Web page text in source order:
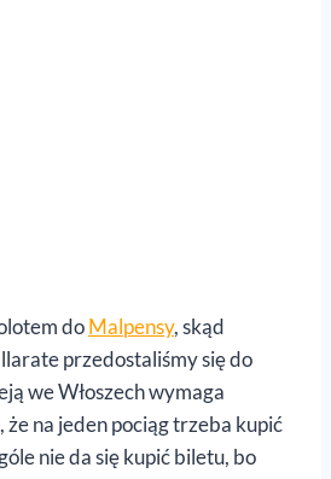
doMalpensy, skąd
przedostaliśmy się do
we Włoszech wymaga
na jeden pociąg trzeba kupić
nie da się kupić biletu, bo